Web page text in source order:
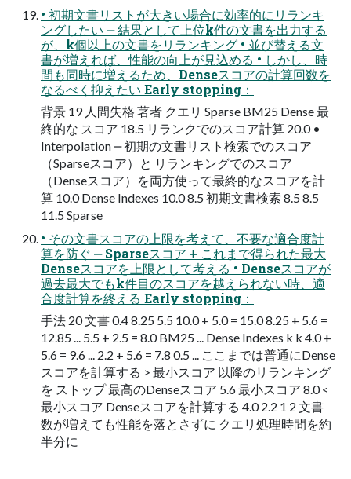
• 初期⽂書リストが⼤きい場合に効率的にリランキ
ングしたい ‒ 結果として上位k件の⽂書を出⼒する
が、k個以上の⽂書をリランキング • 並び替える⽂
書が増えれば、性能の向上が⾒込める • しかし、時
間も同時に増えるため、Denseスコアの計算回数を
なるべく抑えたい Early stopping：
背景 19 ⼈間失格 著者 クエリ Sparse BM25 Dense 最
終的な スコア 18.5 リランクでのスコア計算 20.0 •
Interpolation ‒ 初期の⽂書リスト検索でのスコア
（Sparseスコア）と リランキングでのスコア
（Denseスコア）を両⽅使って最終的なスコアを計
算 10.0 Dense Indexes 10.0 8.5 初期⽂書検索 8.5 8.5
11.5 Sparse
• その⽂書スコアの上限を考えて、不要な適合度計
算を防ぐ ‒ Sparseスコア + これまで得られた最⼤
Denseスコアを上限として考える • Denseスコアが
過去最⼤でもk件⽬のスコアを越えられない時、適
合度計算を終える Early stopping：
⼿法 20 ⽂書 0.4 8.25 5.5 10.0 + 5.0 = 15.0 8.25 + 5.6 =
12.85 ... 5.5 + 2.5 = 8.0 BM25 ... Dense Indexes k k 4.0 +
5.6 = 9.6 ... 2.2 + 5.6 = 7.8 0.5 ... ここまでは普通にDense
スコアを計算する > 最⼩スコア 以降のリランキング
を ストップ 最⾼のDenseスコア 5.6 最⼩スコア 8.0 <
最⼩スコア Denseスコアを計算する 4.0 2.2 1 2 ⽂書
数が増えても性能を落とさずに クエリ処理時間を約
半分に